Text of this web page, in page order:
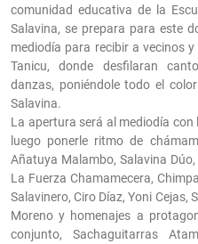
comunidad educativa de la
Salavina, se prepara para este
mediodía para recibir a vecinos
Tanicu, donde desfilaran
danzas, poniéndole todo el
Salavina.
La apertura será al mediodía con
luego ponerle ritmo de
Añatuya Malambo, Salavina
La Fuerza Chamamecera,
Salavinero, Ciro Díaz, Yoni
Moreno y homenajes a
conjunto, Sachaguitarras